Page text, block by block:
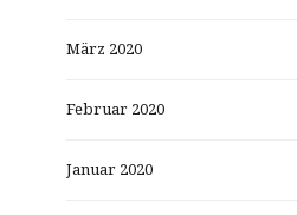
März 2020
Februar 2020
Januar 2020